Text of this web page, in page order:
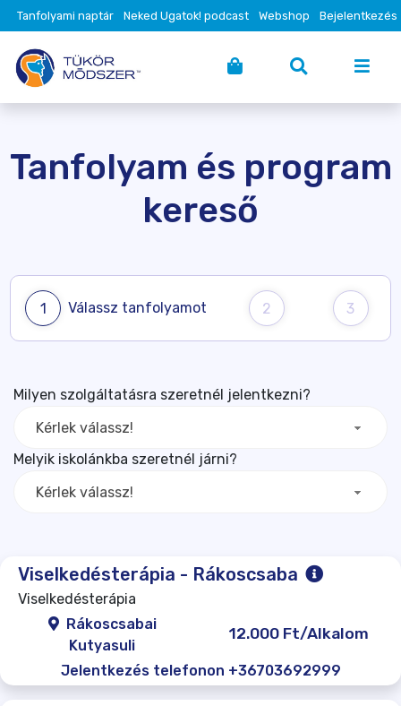
Tanfolyami naptár Neked Ugatok! podcast Webshop Bejelentkezés
Tanfolyam és program
kereső
1 Válassz tanfolyamot 2 3
Milyen szolgáltatásra szeretnél jelentkezni?
Kérlek válassz!
Melyik iskolánkba szeretnél járni?
Kérlek válassz!
Viselkedésterápia - Rákoscsaba
Viselkedésterápia
Rákoscsabai
Kutyasuli
12.000 Ft/Alkalom
Jelentkezés telefonon +36703692999